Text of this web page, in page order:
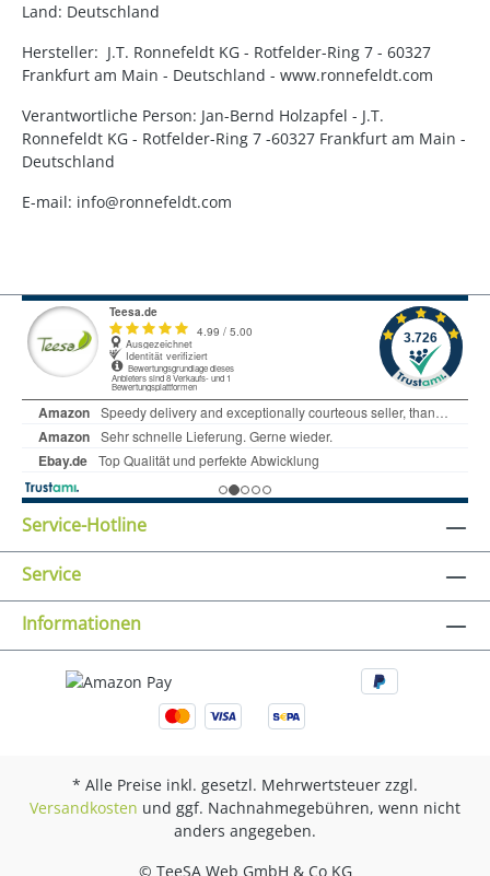
Land: Deutschland
Hersteller: J.T. Ronnefeldt KG - Rotfelder-Ring 7 - 60327
Frankfurt am Main - Deutschland - www.ronnefeldt.com
Verantwortliche Person: Jan-Bernd Holzapfel - J.T.
Ronnefeldt KG - Rotfelder-Ring 7 -60327 Frankfurt am Main -
Deutschland
E-mail: info@ronnefeldt.com
Service-Hotline
Service
Informationen
* Alle Preise inkl. gesetzl. Mehrwertsteuer zzgl.
Versandkosten und ggf. Nachnahmegebühren, wenn nicht
anders angegeben.
© TeeSA Web GmbH & Co KG